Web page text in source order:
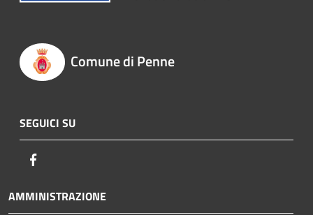
Comune di Penne
SEGUICI SU
AMMINISTRAZIONE